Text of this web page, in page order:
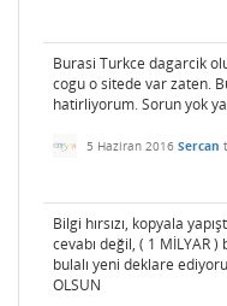
Burasi Turkce dagarcik
cogu o sitede var zaten.
hatirliyorum. Sorun yok
5 Haziran 2016 Sercan
Bilgi hırsızı, kopyala
cevabı değil, ( 1 MİLYAR
bulalı yeni deklare
OLSUN